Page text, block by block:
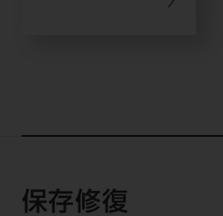
保存修復